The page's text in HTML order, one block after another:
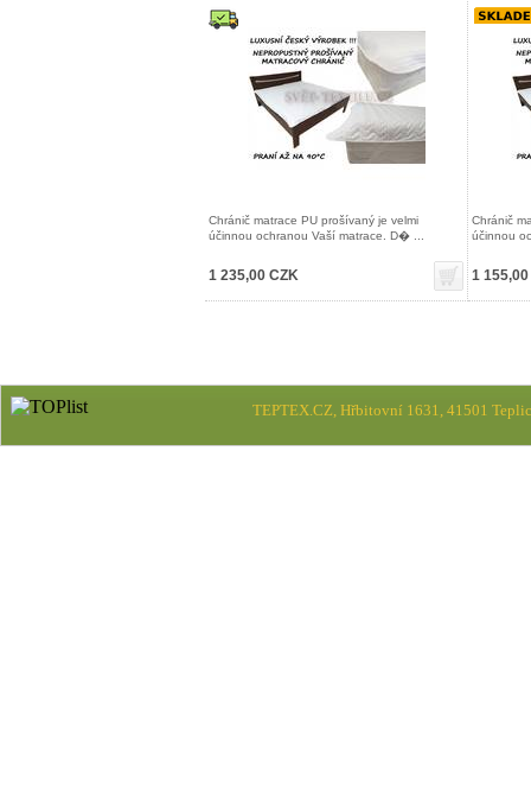
Chránič matrace PU prošívaný je velmi
účinnou ochranou Vaší matrace. D� ...
1 235,00 CZK
Chránič
účinnou
1
TEPTEX.CZ, Hřbitovní 1631, 41501